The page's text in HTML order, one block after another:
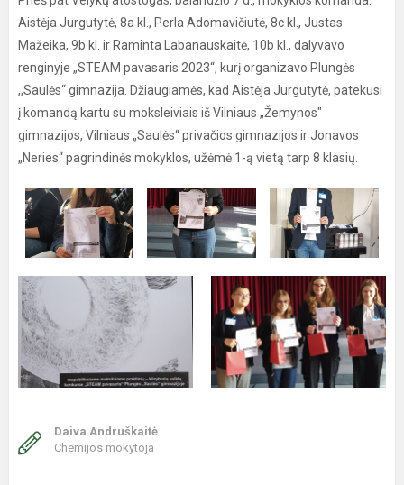
Aistėja Jurgutytė, 8a kl., Perla Adomavičiutė, 8c kl., Justas
Mažeika, 9b kl. ir Raminta Labanauskaitė, 10b kl., dalyvavo
renginyje „STEAM pavasaris 2023“, kurį organizavo Plungės
,,Saulės“ gimnazija. Džiaugiamės, kad Aistėja Jurgutytė, patekusi
į komandą kartu su moksleiviais iš Vilniaus „Žemynos"
gimnazijos, Vilniaus „Saulės“ privačios gimnazijos ir Jonavos
„Neries“ pagrindinės mokyklos, užėmė 1-ą vietą tarp 8 klasių.
Daiva Andruškaitė
Chemijos mokytoja